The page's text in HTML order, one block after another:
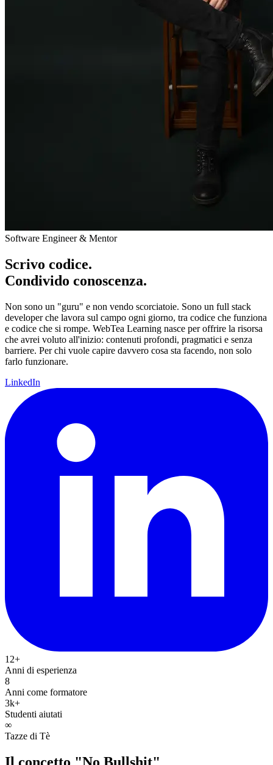
Software Engineer & Mentor
Scrivo codice.
Condivido conoscenza.
Non sono un "guru" e non vendo scorciatoie. Sono un full stack
developer che lavora sul campo ogni giorno, tra codice che funziona
e codice che si rompe. WebTea Learning nasce per offrire la risorsa
che avrei voluto all'inizio: contenuti profondi, pragmatici e senza
barriere. Per chi vuole capire davvero cosa sta facendo, non solo
farlo funzionare.
LinkedIn
12+
Anni di esperienza
8
Anni come formatore
3k+
Studenti aiutati
∞
Tazze di Tè
Il concetto "No Bullshit"